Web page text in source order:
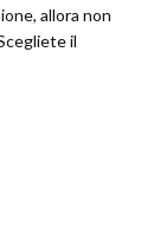
allora non
il